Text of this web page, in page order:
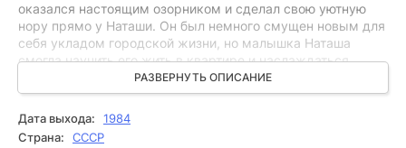
оказался настоящим озорником и сделал свою уютную
нору прямо у Наташи. Он был немного смущен новым для
себя укладом городской жизни, но малышка Наташа
смогла научить его жить в квартире и наслаждаться
всеми удобствами города. Кузя быстро освоился и стал
неотъемлемой частью этой семьи, обеспечивая им
своими веселыми выходками множество смеха и
радости.
РАЗВЕРНУТЬ ОПИСАНИЕ
Дата выхода:
1984
Страна:
СССР